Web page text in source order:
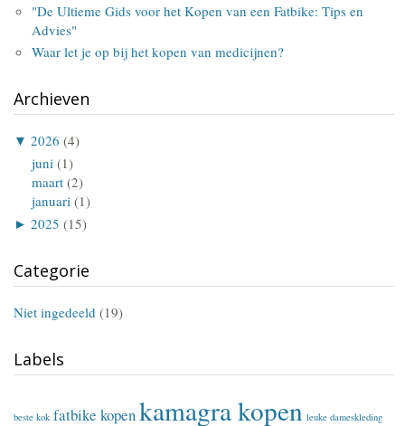
"De Ultieme Gids voor het Kopen van een Fatbike: Tips en
Advies"
Waar let je op bij het kopen van medicijnen?
Archieven
▼ 2026 (4)
juni (1)
maart (2)
januari (1)
► 2025 (15)
Categorie
Niet ingedeeld (19)
Labels
beste kok fatbike kopenkamagra kopen leuke dameskleding